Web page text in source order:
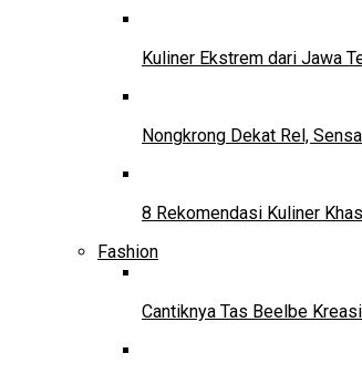
Kuliner Ekstrem dari Jawa
Nongkrong Dekat Rel,
8 Rekomendasi Kuliner
Fashion
Cantiknya Tas Beelbe